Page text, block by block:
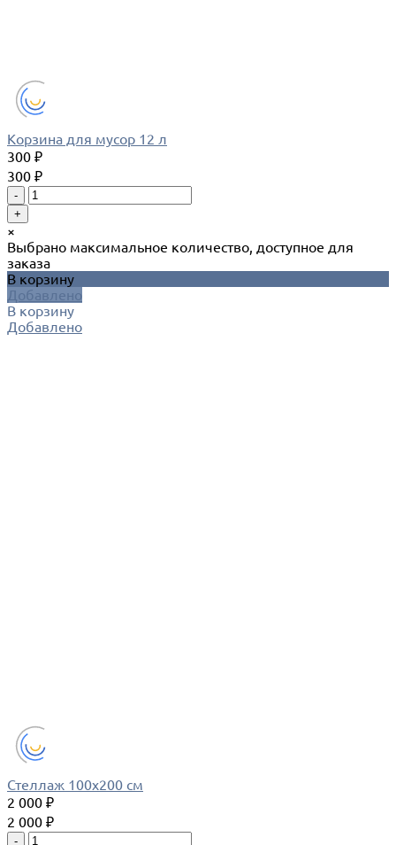
Корзина для мусор 12 л
300 ₽
300 ₽
-
+
×
Выбрано максимальное количество, доступное для
заказа
В корзину
Добавлено
В корзину
Добавлено
Стеллаж 100х200 см
2 000 ₽
2 000 ₽
-